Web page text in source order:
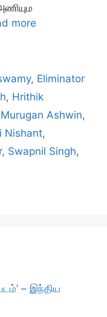
more
, Eliminator
, Hrithik
Murugan Ashwin,
Nishant,
, Swapnil Singh,
– இந்திய